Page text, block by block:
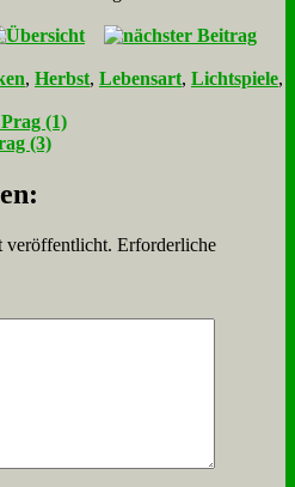
, Herbst, Lebensart, Lichtspiele,
(1)
(3)
veröffentlicht. Erforderliche